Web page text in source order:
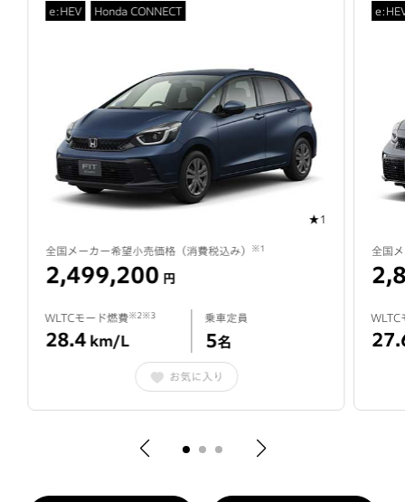
e:HEV Honda CONNECT
★1
全国メーカー希望小売価格（消費税込み） ※1
2,499,200 円
WLTCモード燃費※2※3
28.4 km/L
乗車定員
5名
お気に入り
全国
WLTC